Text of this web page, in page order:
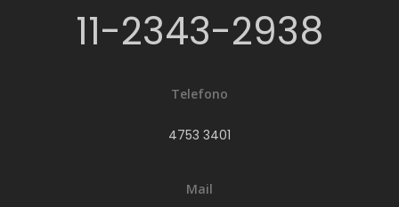
11-2343-2938
Telefono
4753 3401
Mail